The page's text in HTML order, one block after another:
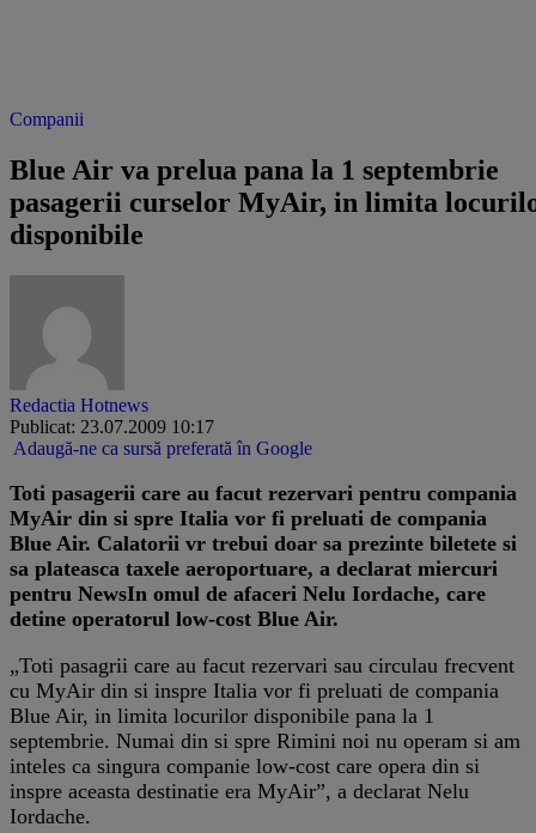
Companii
Blue Air va prelua pana la 1 septembrie
pasagerii curselor MyAir, in limita
disponibile
Redactia Hotnews
Publicat: 23.07.2009 10:17
Adaugă-ne ca sursă preferată în Google
Toti pasagerii care au facut rezervari pentru compania
MyAir din si spre Italia vor fi preluati de compania
Blue Air. Calatorii vr trebui doar sa prezinte biletete si
sa plateasca taxele aeroportuare, a declarat miercuri
pentru NewsIn omul de afaceri Nelu Iordache, care
detine operatorul low-cost Blue Air.
„Toti pasagrii care au facut rezervari sau circulau frecvent
cu MyAir din si inspre Italia vor fi preluati de compania
Blue Air, in limita locurilor disponibile pana la 1
septembrie. Numai din si spre Rimini noi nu operam si am
inteles ca singura companie low-cost care opera din si
inspre aceasta destinatie era MyAir”, a declarat Nelu
Iordache.